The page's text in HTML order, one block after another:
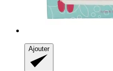
Ajouter